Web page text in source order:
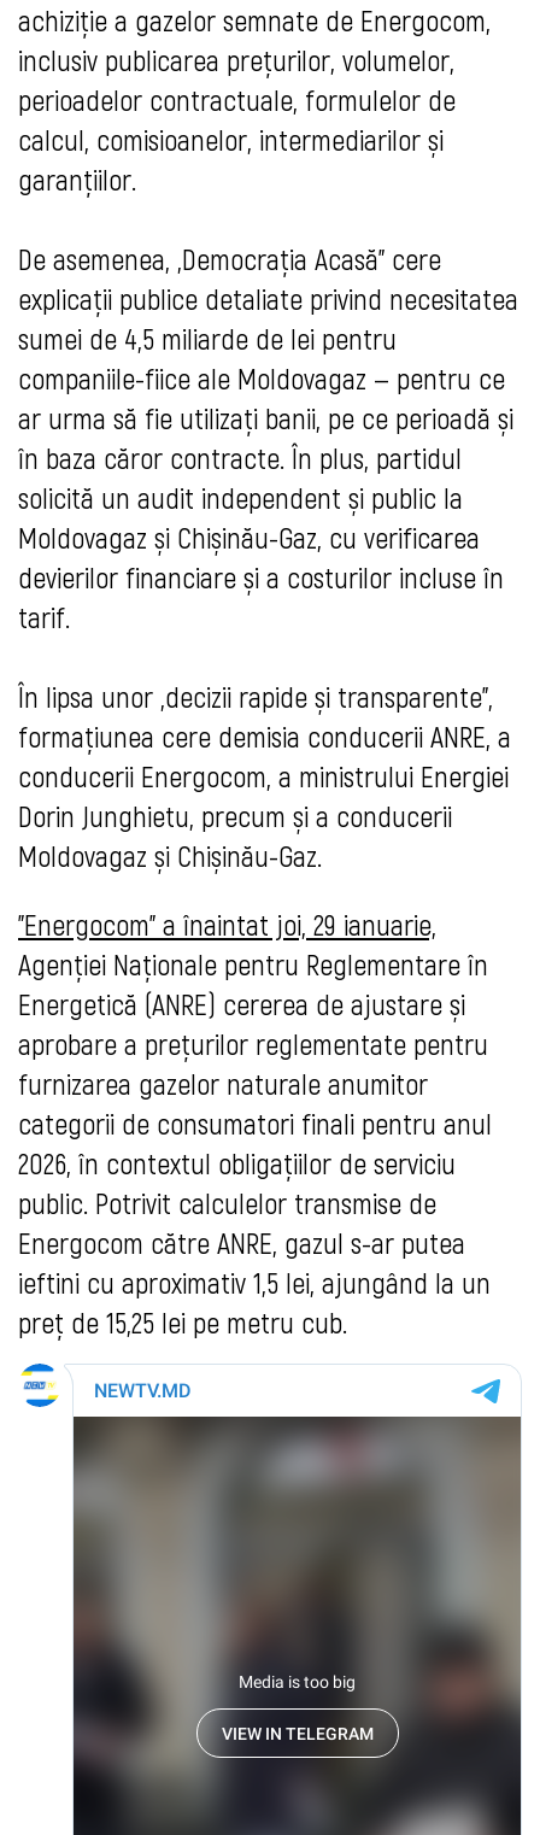
achiziție a gazelor semnate de Energocom,
inclusiv publicarea prețurilor, volumelor,
perioadelor contractuale, formulelor de
calcul, comisioanelor, intermediarilor și
garanțiilor.
De asemenea, „Democrația Acasă” cere
explicații publice detaliate privind necesitatea
sumei de 4,5 miliarde de lei pentru
companiile-fiice ale Moldovagaz — pentru ce
ar urma să fie utilizați banii, pe ce perioadă și
în baza căror contracte. În plus, partidul
solicită un audit independent și public la
Moldovagaz și Chișinău-Gaz, cu verificarea
devierilor financiare și a costurilor incluse în
tarif.
În lipsa unor „decizii rapide și transparente”,
formațiunea cere demisia conducerii ANRE, a
conducerii Energocom, a ministrului Energiei
Dorin Junghietu, precum și a conducerii
Moldovagaz și Chișinău-Gaz.
"Energocom" a înaintat joi, 29 ianuarie,
Agenției Naționale pentru Reglementare în
Energetică (ANRE) cererea de ajustare și
aprobare a prețurilor reglementate pentru
furnizarea gazelor naturale anumitor
categorii de consumatori finali pentru anul
2026, în contextul obligațiilor de serviciu
public. Potrivit calculelor transmise de
Energocom către ANRE, gazul s-ar putea
ieftini cu aproximativ 1,5 lei, ajungând la un
preț de 15,25 lei pe metru cub.